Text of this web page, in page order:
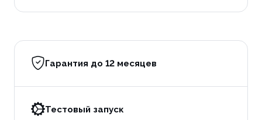
Гарантия до 12 месяцев
Тестовый запуск